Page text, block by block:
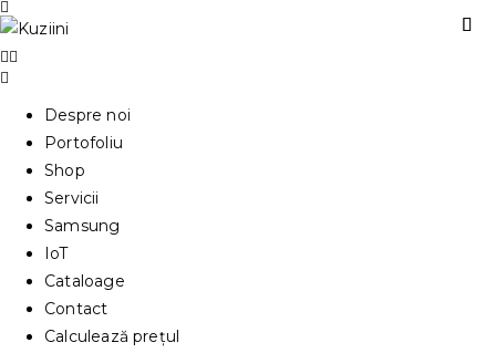
Despre noi
Portofoliu
Shop
Servicii
Samsung
IoT
Cataloage
Contact
Calculează prețul